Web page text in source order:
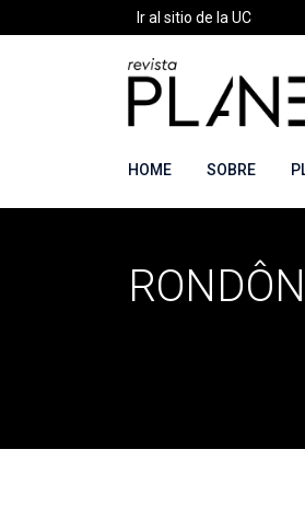
Ir al sitio de la UC
HOME SOBRE
Portada » Rondônia